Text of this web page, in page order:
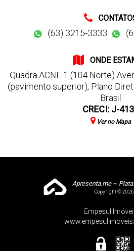
(63) 3215-3333
ONDE
Quadra ACNE 1 (104 Norte)
(pavimento superior), Plano
Brasil
CRECI: J-
Ver no Mapa
Apresenta.me ~
Copyright ©
Empesul